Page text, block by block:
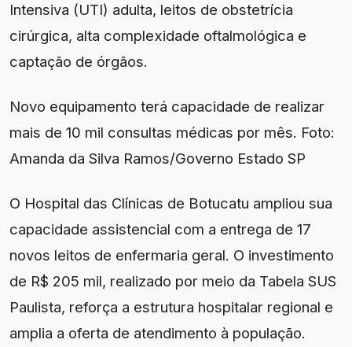
Intensiva (UTI) adulta, leitos de obstetrícia
cirúrgica, alta complexidade oftalmológica e
captação de órgãos.
Novo equipamento terá capacidade de realizar
mais de 10 mil consultas médicas por mês. Foto:
Amanda da Silva Ramos/Governo Estado SP
O Hospital das Clínicas de Botucatu ampliou sua
capacidade assistencial com a entrega de 17
novos leitos de enfermaria geral. O investimento
de R$ 205 mil, realizado por meio da Tabela SUS
Paulista, reforça a estrutura hospitalar regional e
amplia a oferta de atendimento à população.